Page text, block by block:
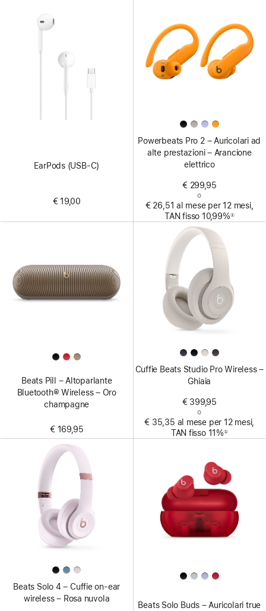
EarPods (USB‑C)
€ 19,00
Powerbeats Pro 2 – Auricolari ad
alte prestazioni – Arancione
elettrico
€ 299,95
o
€ 26,51 al mese per 12 mesi,
TAN fisso 10,99%
Nota
①
Beats Pill – Altoparlante
Bluetooth® Wireless – Oro
champagne
€ 169,95
Cuffie Beats Studio Pro Wireless –
Ghiaia
€ 399,95
o
€ 35,35 al mese per 12 mesi,
TAN fisso 11%
Nota
①
Beats Solo 4 – Cuffie on-ear
wireless – Rosa nuvola
Beats Solo Buds – Auricolari true